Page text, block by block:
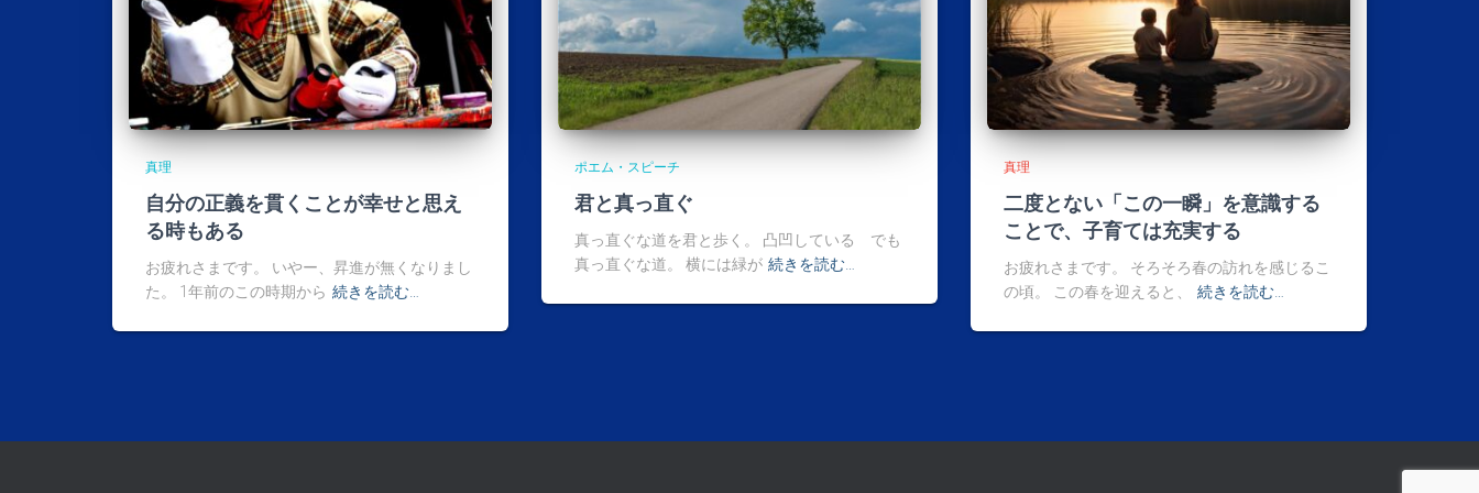
真理
自分の正義を貫くことが幸せと思え
る時もある
お疲れさまです。 いやー、昇進が無くなりまし
た。 1年前のこの時期から 続きを読む…
ポエム・スピーチ
君と真っ直ぐ
真っ直ぐな道を君と歩く。 凸凹している でも
真っ直ぐな道。 横には緑が 続きを読む…
真理
二度とない「この一瞬」を意識する
ことで、子育ては充実する
お疲れさまです。 そろそろ春の訪れを感じるこ
の頃。 この春を迎えると、
続きを読む…